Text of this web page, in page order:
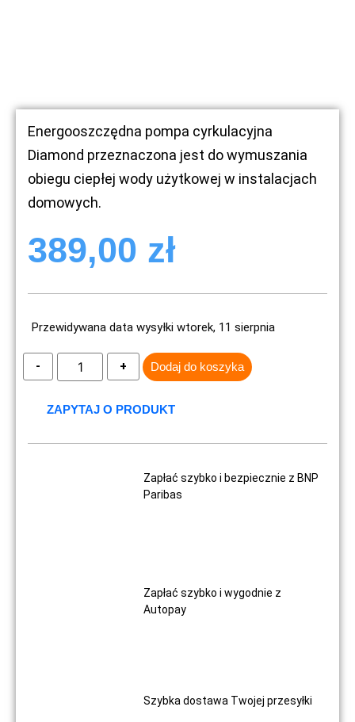
Energooszczędna pompa cyrkulacyjna
Diamond przeznaczona jest do wymuszania
obiegu ciepłej wody użytkowej w instalacjach
domowych.
389,00 zł
Przewidywana data wysyłki wtorek, 11 sierpnia
Dodaj do koszyka
ZAPYTAJ O PRODUKT
Zapłać szybko i bezpiecznie z BNP
Paribas
Zapłać szybko i wygodnie z
Autopay
Szybka dostawa Twojej przesyłki